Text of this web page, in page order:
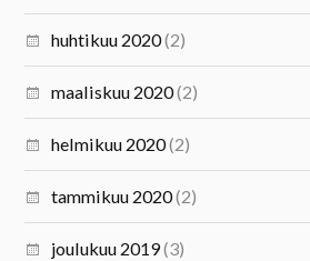
huhtikuu 2020(2)
maaliskuu 2020(2)
helmikuu 2020(2)
tammikuu 2020(2)
joulukuu 2019(3)